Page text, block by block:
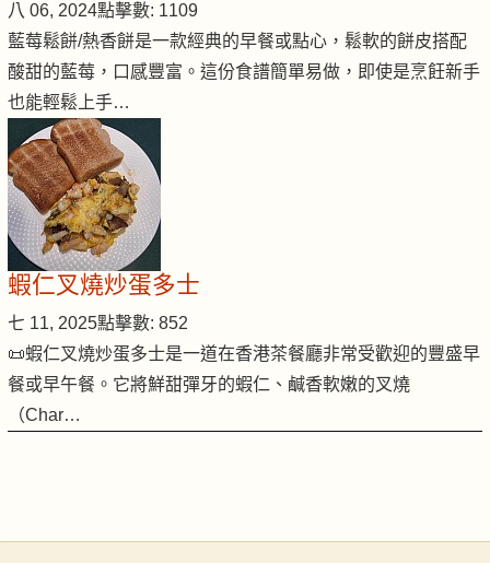
八 06, 2024點擊數: 1109
藍莓鬆餅/熱香餅是一款經典的早餐或點心，鬆軟的餅皮搭配
酸甜的藍莓，口感豐富。這份食譜簡單易做，即使是烹飪新手
也能輕鬆上手…
蝦仁叉燒炒蛋多士
七 11, 2025點擊數: 852
📜蝦仁叉燒炒蛋多士是一道在香港茶餐廳非常受歡迎的豐盛早
餐或早午餐。它將鮮甜彈牙的蝦仁、鹹香軟嫩的叉燒
（Char…